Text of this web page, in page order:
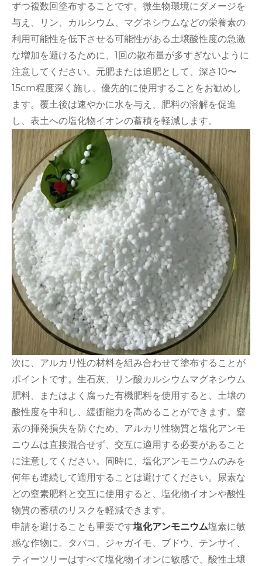
ずつ複数回塗布することです。微生物環境にダメージを
与え、リン、カルシウム、マグネシウムなどの栄養素の
利用可能性を低下させる可能性がある土壌酸性度の急激
な増加を避けるために、1回の散布量が多すぎないように
注意してください。元肥または追肥として、深さ10〜
15cm程度深く施し、優先的に使用することをお勧めし
ます。覆土後は速やかに水を与え、肥料の溶解を促進
し、表土への塩化物イオンの蓄積を軽減します。
次に、アルカリ性の材料を組み合わせて塗布することが
ポイントです。生石灰、リン酸カルシウムマグネシウム
肥料、またはよく腐った有機肥料を使用すると、土壌の
酸性度を中和し、緩衝能力を高めることができます。窒
素の揮発損失を防ぐため、アルカリ性物質と塩化アンモ
ニウムは直接混合せず、交互に適用する必要があること
に注意してください。同時に、塩化アンモニウムのみを
何年も連続して適用することは避けてください。尿素な
どの窒素肥料と交互に使用すると、塩化物イオンや酸性
物質の蓄積のリスクを軽減できます。
申請を避けることも重要です塩化アンモニウム塩素に敏
感な作物に。タバコ、ジャガイモ、ブドウ、テンサイ、
ティーツリーはすべて塩化物イオンに敏感で、酸性土壌